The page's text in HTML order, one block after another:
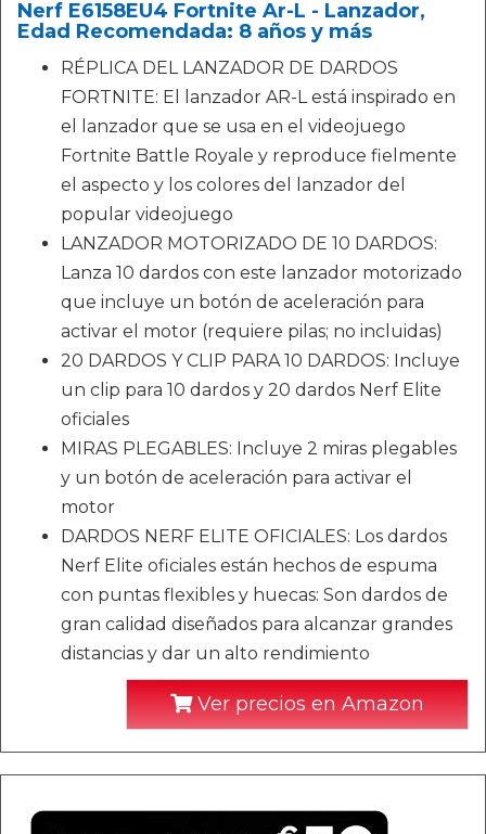
Nerf E6158EU4 Fortnite Ar-L - Lanzador,
Edad Recomendada: 8 años y más
RÉPLICA DEL LANZADOR DE DARDOS
FORTNITE: El lanzador AR-L está inspirado en
el lanzador que se usa en el videojuego
Fortnite Battle Royale y reproduce fielmente
el aspecto y los colores del lanzador del
popular videojuego
LANZADOR MOTORIZADO DE 10 DARDOS:
Lanza 10 dardos con este lanzador motorizado
que incluye un botón de aceleración para
activar el motor (requiere pilas; no incluidas)
20 DARDOS Y CLIP PARA 10 DARDOS: Incluye
un clip para 10 dardos y 20 dardos Nerf Elite
oficiales
MIRAS PLEGABLES: Incluye 2 miras plegables
y un botón de aceleración para activar el
motor
DARDOS NERF ELITE OFICIALES: Los dardos
Nerf Elite oficiales están hechos de espuma
con puntas flexibles y huecas: Son dardos de
gran calidad diseñados para alcanzar grandes
distancias y dar un alto rendimiento
Ver precios en Amazon